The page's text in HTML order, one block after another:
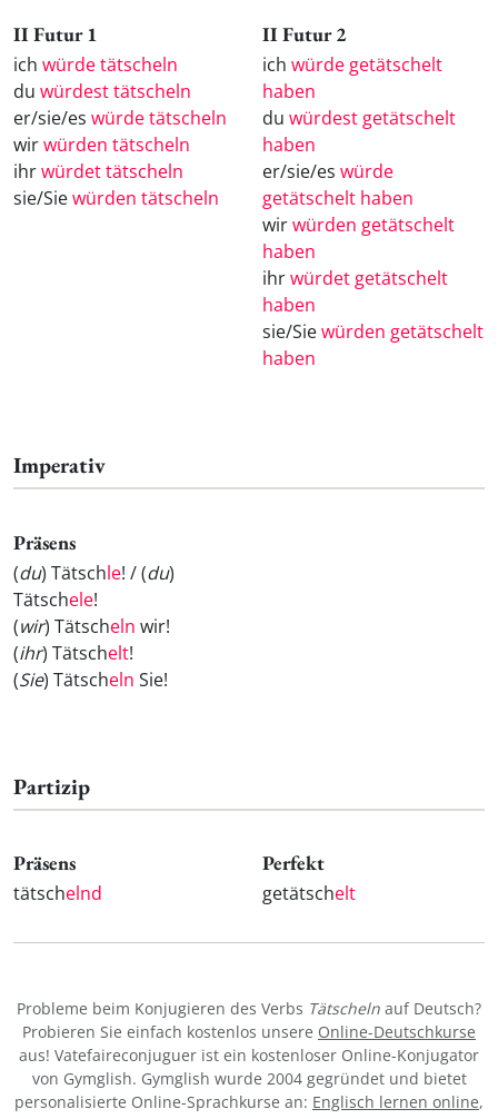
II Futur 1
ich würde tätscheln
du würdest tätscheln
er/sie/es würde tätscheln
wirwürden tätscheln
ihrwürdet tätscheln
sie/Siewürden tätscheln
II Futur 2
ich würde getätschelt
haben
du würdest getätschelt
haben
er/sie/es würde
getätschelt haben
wirwürden getätschelt
haben
ihrwürdet getätschelt
haben
sie/Siewürden getätschelt
haben
Imperativ
Präsens
(du) Tätschle! / (du)
Tätschele!
(wir) Tätscheln wir!
(ihr) Tätschelt!
(Sie) Tätscheln Sie!
Partizip
Präsens
tätschelnd
Perfekt
getätschelt
Probleme beim Konjugieren des Verbs Tätscheln auf Deutsch?
Probieren Sie einfach kostenlos unsere Online-Deutschkurse
aus! Vatefaireconjuguer ist ein kostenloser Online-Konjugator
von Gymglish. Gymglish wurde 2004 gegründet und bietet
personalisierte Online-Sprachkurse an: Englisch lernen online,